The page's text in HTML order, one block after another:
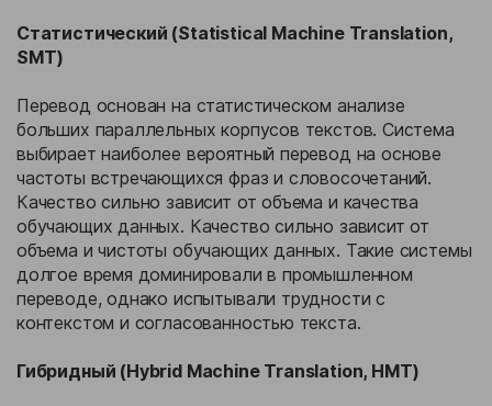
Статистический (Statistical Machine Translation,
SMT)
Перевод основан на статистическом анализе
больших параллельных корпусов текстов. Система
выбирает наиболее вероятный перевод на основе
частоты встречающихся фраз и словосочетаний.
Качество сильно зависит от объема и качества
обучающих данных. Качество сильно зависит от
объема и чистоты обучающих данных. Такие системы
долгое время доминировали в промышленном
переводе, однако испытывали трудности с
контекстом и согласованностью текста.
Гибридный (Hybrid Machine Translation, HMT)